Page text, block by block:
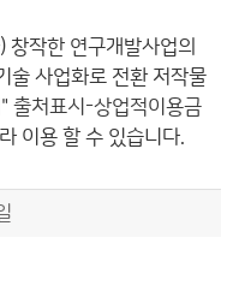
창작한 연구개발사업의
술 사업화로 전환 저작물
출처표시-상업적이용금
이용 할 수 있습니다.